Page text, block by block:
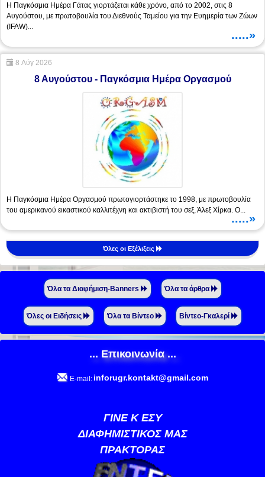
Η Παγκόσμια Ημέρα Γάτας γιορτάζεται κάθε χρόνο, από το 2002, στις 8
Αυγούστου, με πρωτοβουλία του Διεθνούς Ταμείου για την Ευημερία των Ζώων
(IFAW)...
.....»
8 Αύγ 2026
8 Αυγούστου - Παγκόσμια Ημέρα Oργασμού
Η Παγκόσμια Ημέρα Oργασμού πρωτογιορτάστηκε το 1998, με πρωτοβουλία
του αμερικανού εικαστικού καλλιτέχνη και ακτιβιστή του σεξ, Άλεξ Χίρκα. Ο...
.....»
Όλες οι Εξέλιξεις
Όλα τα Διαφήμιση-Banners Όλα τα άρθρα
Όλες οι Ειδήσεις Όλα τα Βίντεο Βίντεο-Γκαλερί
... Επικοινωνία ...
E-mail: inforugr.kontakt@gmail.com
ΓΙΝΕ Κ ΕΣΥ
ΔΙΑΦΗΜΙΣΤΙΚΟΣ ΜΑΣ
ΠΡΑΚΤΟΡΑΣ